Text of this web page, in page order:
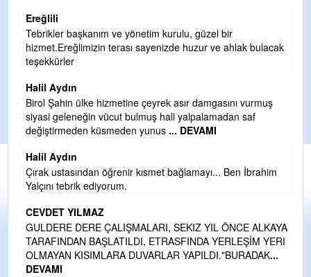
Ereğlili
Tebrikler başkanım ve yönetim kurulu, güzel bir
hizmet.Ereğlimizin terası sayenizde huzur ve ahlak bulacak
teşekkürler
Halil Aydın
Birol Şahin ülke hizmetine çeyrek asır damgasını vurmuş
siyasi geleneğin vücut bulmuş hali yalpalamadan saf
değiştirmeden küsmeden yunus ... DEVAMI
Halil Aydın
Çırak ustasından öğrenir kısmet bağlamayı... Ben İbrahim
Yalçını tebrik ediyorum.
CEVDET YILMAZ
GULDERE DERE ÇALIŞMALARI, SEKIZ YIL ÖNCE ALKAYA
TARAFINDAN BAŞLATILDI, ETRASFINDA YERLEŞİM YERI
OLMAYAN KISIMLARA DUVARLAR YAPILDI."BURADAK...
DEVAMI